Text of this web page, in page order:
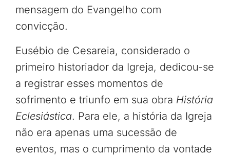
mensagem do Evangelho com
convicção.
Eusébio de Cesareia, considerado o
primeiro historiador da Igreja, dedicou-se
a registrar esses momentos de
sofrimento e triunfo em sua obra História
Eclesiástica. Para ele, a história da Igreja
não era apenas uma sucessão de
eventos, mas o cumprimento da vontade